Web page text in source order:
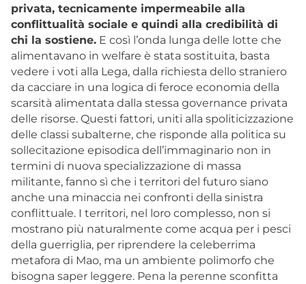
privata, tecnicamente impermeabile alla
conflittualità sociale e quindi alla credibilità di
chi la sostiene. E così l’onda lunga delle lotte che
alimentavano in welfare è stata sostituita, basta
vedere i voti alla Lega, dalla richiesta dello straniero
da cacciare in una logica di feroce economia della
scarsità alimentata dalla stessa governance privata
delle risorse. Questi fattori, uniti alla spoliticizzazione
delle classi subalterne, che risponde alla politica su
sollecitazione episodica dell’immaginario non in
termini di nuova specializzazione di massa
militante, fanno sì che i territori del futuro siano
anche una minaccia nei confronti della sinistra
conflittuale. I territori, nel loro complesso, non si
mostrano più naturalmente come acqua per i pesci
della guerriglia, per riprendere la celeberrima
metafora di Mao, ma un ambiente polimorfo che
bisogna saper leggere. Pena la perenne sconfitta